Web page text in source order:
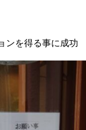
ンを得る事に成功